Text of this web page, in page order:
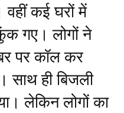
कई घरों में
गए। लोगों ने
पर कॉल कर
साथ ही बिजली
लेकिन लोगों का